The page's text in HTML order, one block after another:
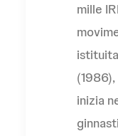
mille
inizia